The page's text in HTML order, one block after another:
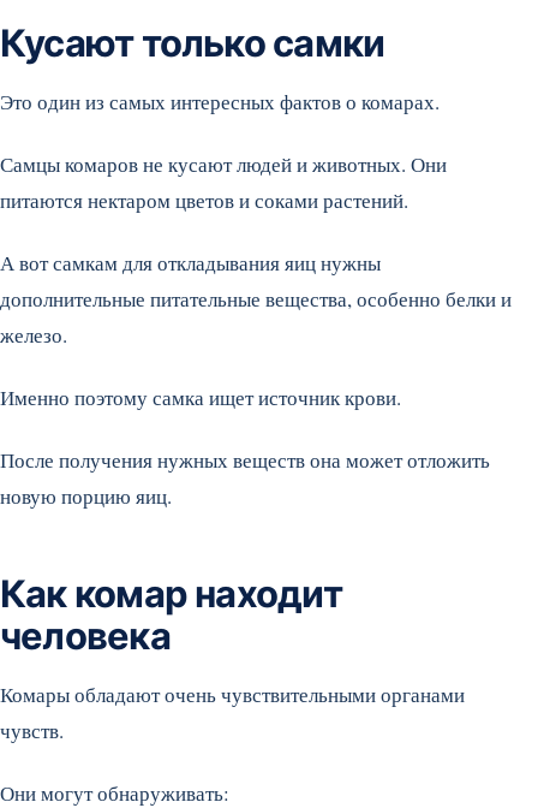
Кусают только самки
Это один из самых интересных фактов о комарах.
Самцы комаров не кусают людей и животных. Они
питаются нектаром цветов и соками растений.
А вот самкам для откладывания яиц нужны
дополнительные питательные вещества, особенно белки и
железо.
Именно поэтому самка ищет источник крови.
После получения нужных веществ она может отложить
новую порцию яиц.
Как комар находит
человека
Комары обладают очень чувствительными органами
чувств.
Они могут обнаруживать: